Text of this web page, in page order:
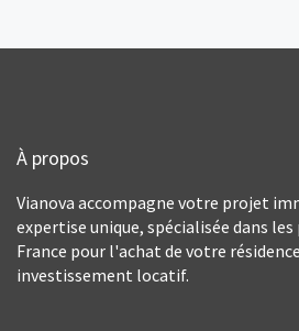
À propos
Vianova accompagne votre projet
expertise unique, spécialisée dans
France pour l'achat de votre
investissement locatif.